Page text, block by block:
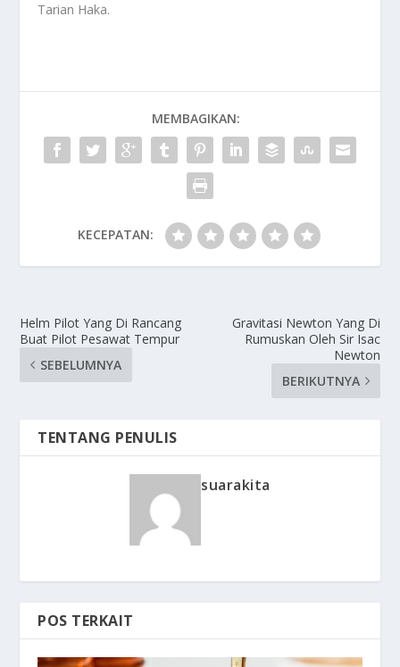
Tarian Haka.
MEMBAGIKAN:
KECEPATAN:
Helm Pilot Yang Di Rancang
Buat Pilot Pesawat Tempur
SEBELUMNYA
Gravitasi Newton Yang Di
Rumuskan Oleh Sir Isac
Newton
BERIKUTNYA
TENTANG PENULIS
suarakita
POS TERKAIT